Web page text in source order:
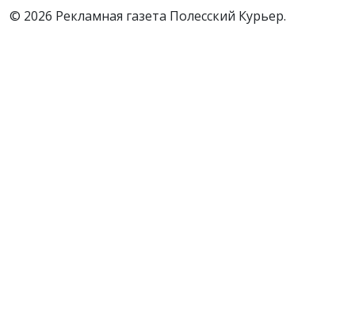
© 2026 Рекламная газета Полесский Курьер.